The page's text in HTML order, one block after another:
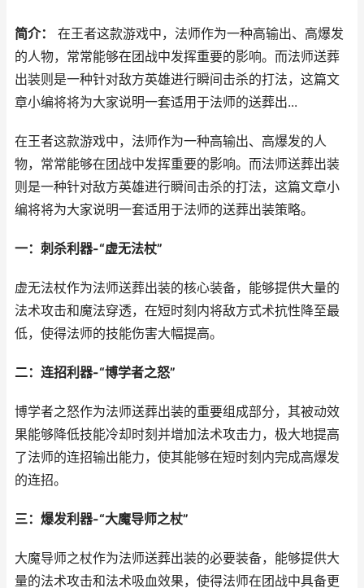
简介：
在王者这款游戏中，法师作为一种高输出、高爆发
的人物，常常能够在团战中发挥重要的影响。而法师送葬
出装则是一种针对敌方英雄进行瞬间击杀的打法，这篇文
章小编将将为大家说明一套适用于法师的送葬出...
在王者这款游戏中，法师作为一种高输出、高爆发的人
物，常常能够在团战中发挥重要的影响。而法师送葬出装
则是一种针对敌方英雄进行瞬间击杀的打法，这篇文章小
编将将为大家说明一套适用于法师的送葬出装策略。
一：刺杀利器-“虚无法杖”
虚无法杖作为法师送葬出装的核心装备，能够提供大量的
法术攻击和魔法穿透，在短时刻内将敌方式术抗性降至最
低，使得法师的技能伤害大幅提高。
二：连招利器-“博学者之怒”
博学者之怒作为法师送葬出装的重要组成部分，其被动效
果能够降低技能冷却时刻并增加法术攻击力，极大地提高
了法师的连招输出能力，使其能够在短时刻内完成高爆发
的连招。
三：爆发利器-“大魔导师之杖”
大魔导师之杖作为法师送葬出装的必要装备，能够提供大
量的法术攻击和法术吸血效果，使得法师在团战中具备更